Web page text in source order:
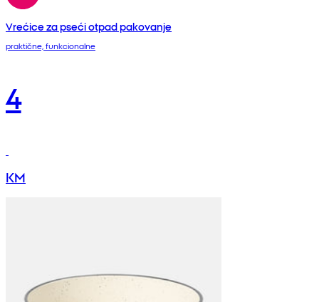
Vrećice za pseći otpad pakovanje
praktične, funkcionalne
4
KM